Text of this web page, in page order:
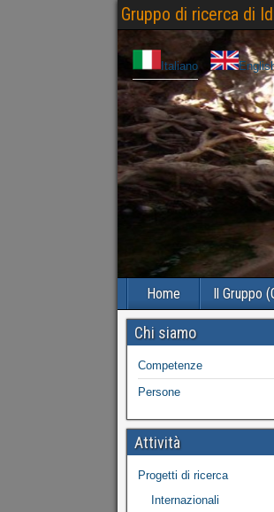
Gruppo di ricerca di
Italiano
Home Il Gruppo
Chi siamo
Competenze
Persone
Attività
Progetti di ricerca
Internazionali